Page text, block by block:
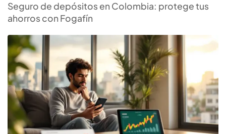
Seguro de depósitos en Colombia: protege tus
ahorros con Fogafín